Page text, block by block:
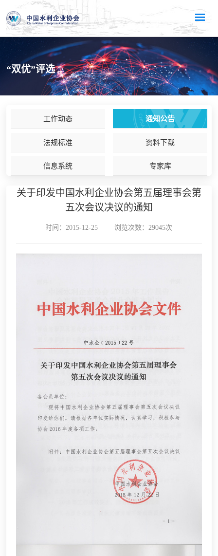
“双优”评选
工作动态 通知公告
法规标准 资料下载
信息系统 专家库
关于印发中国水利企业协会第五届理事会第
五次会议决议的通知
时间：2015-12-25 浏览次数：29045次